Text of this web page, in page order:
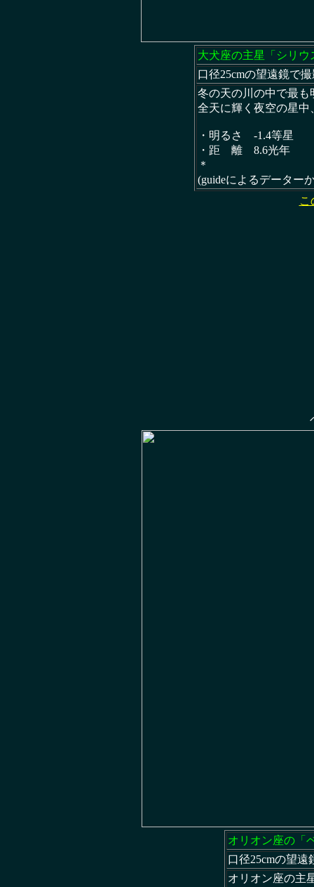
大犬座の主星「シリウ
口径25cmの望遠鏡で
冬の天の川の中で最
全天に輝く夜空の星
・明るさ -1.4等星
・距 離 8.6光年
＊
(guideによるデーター
こ
オリオン座の「
口径25cmの望遠
オリオン座の主